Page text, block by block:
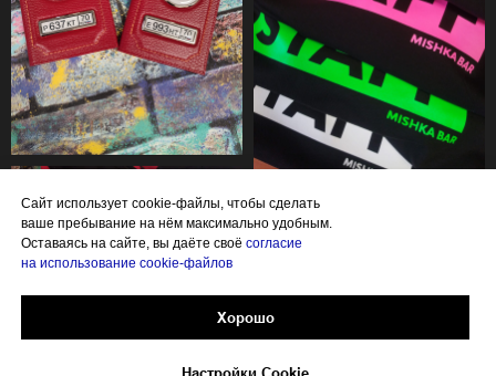
Cайт использует cookie-файлы, чтобы сделать
ваше пребывание на нём максимально удобным.
Оставаясь на сайте, вы даёте своё согласие
на использование cookie-файлов
Хорошо